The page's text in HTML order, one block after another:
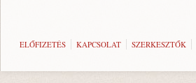
ELŐFIZETÉS KAPCSOLAT SZERKESZTŐK